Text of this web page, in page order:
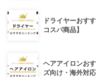
ドライヤーおす
コスパ商品】
ヘアアイロンお
ズ向け・海外対